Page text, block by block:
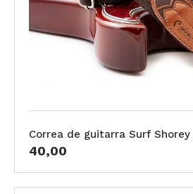
Correa de guitarra Surf Shorey
40,00